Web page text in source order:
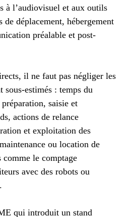
à l’audiovisuel et aux outils
déplacement, hébergement
préalable et post-
il ne faut pas négliger les
sous-estimés : temps du
saisie et
actions de relance
et exploitation des
ou location de
le comptage
avec des robots ou
qui introduit un stand